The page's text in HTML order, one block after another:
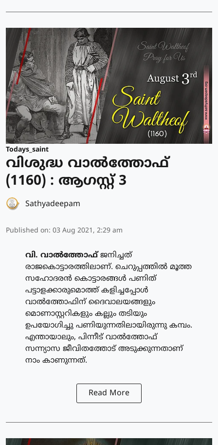
Todays_saint
വിശുദ്ധ വാല്‍ത്തോഫ്
(1160) : ആഗസ്റ്റ് 3
Sathyadeepam
Published on: 03 Aug 2021, 2:29 am
വി. വാല്‍ത്തോഫ്ജനിച്ചത്
രാജകൊട്ടാരത്തിലാണ്. ചെറുപ്പത്തില്‍ മൂത്ത
സഹോദരന്‍ കൊട്ടാരങ്ങള്‍ പണിത്
പട്ടാളക്കാരുമൊത്ത് കളിച്ചപ്പോള്‍
വാല്‍ത്തോഫിന് ദൈവാലയങ്ങളും
മൊണാസ്റ്ററികളും കല്ലും തടിയും
ഉപയോഗിച്ചു പണിയുന്നതിലായിരുന്നു കമ്പം.
എന്തായാലും, പിന്നീട് വാല്‍ത്തോഫ്
സന്ന്യാസ ജീവിതത്തോട് അടുക്കുന്നതാണ്
നാം കാണുന്നത്.
Read More